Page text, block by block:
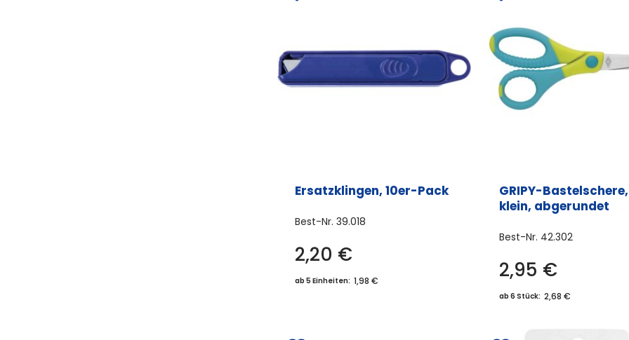
Ersatzklingen, 10er-Pack
Best-Nr.39.018
2,20 €
ab 5 Einheiten: 1,98 €
GRIPY-Bastelschere,
klein, abgerundet
Best-Nr. 42.302
2,95 €
ab 6 Stück: 2,68 €